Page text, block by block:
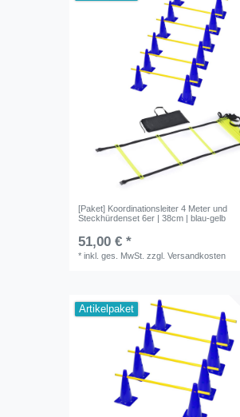
[Paket] Koordinationsleiter 4 Meter und
Steckhürdenset 6er | 38cm | blau-gelb
51,00 € *
*inkl. ges. MwSt. zzgl.Versandkosten
Artikelpaket